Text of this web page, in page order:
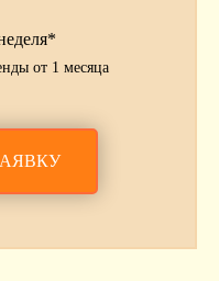
от 1 месяца